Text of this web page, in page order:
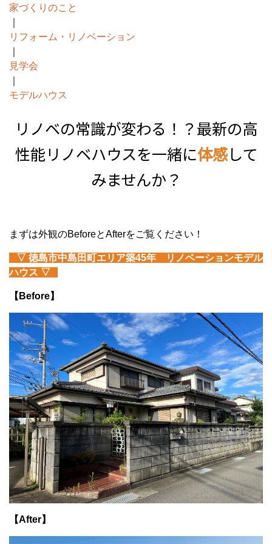
家づくりのこと
リフォーム・リノベーション
見学会
モデルハウス
リノベの常識が変わる！？最新の高
性能リノベハウスを一緒に体感して
みませんか？
まずは外観のBeforeとAfterをご覧ください！
▽ 徳島市中島田町エリア築45年 リノベーションモデル
ハウス ▽
【Before】
【After】